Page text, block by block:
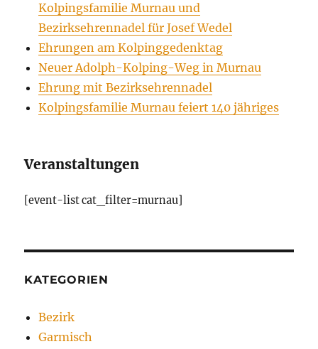
Kolpingsfamilie Murnau und
Bezirksehrennadel für Josef Wedel
Ehrungen am Kolpinggedenktag
Neuer Adolph-Kolping-Weg in Murnau
Ehrung mit Bezirksehrennadel
Kolpingsfamilie Murnau feiert 140 jähriges
Veranstaltungen
[event-list cat_filter=murnau]
KATEGORIEN
Bezirk
Garmisch